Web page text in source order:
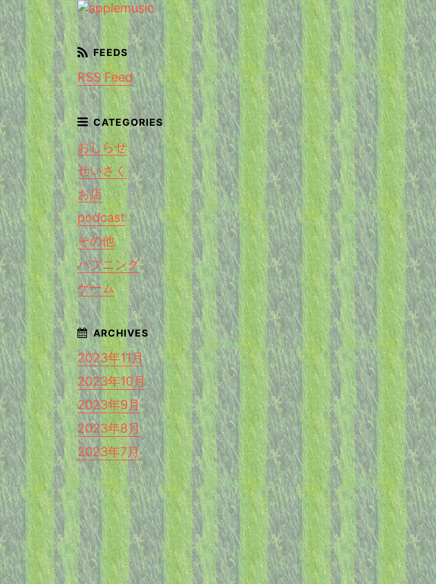
RSS Feed
おしらせ
せいさく
お店
podcast
その他
ハプニング
ゲーム
2023年11月
2023年10月
2023年9月
2023年8月
2023年7月